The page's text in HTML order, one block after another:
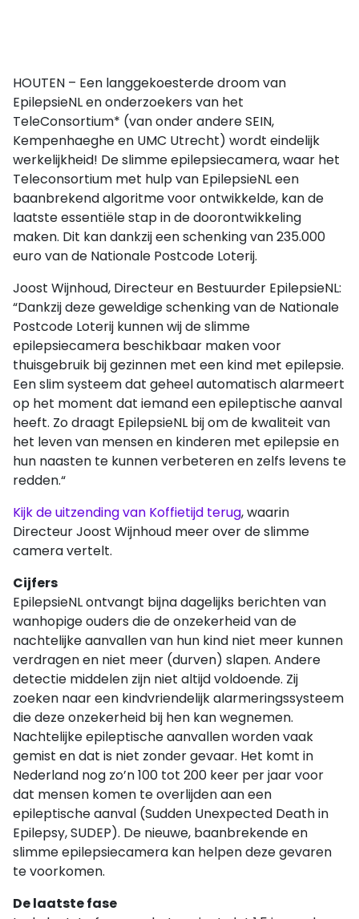
HOUTEN – Een langgekoesterde droom van
EpilepsieNL en onderzoekers van het
TeleConsortium* (van onder andere SEIN,
Kempenhaeghe en UMC Utrecht) wordt eindelijk
werkelijkheid! De slimme epilepsiecamera, waar het
Teleconsortium met hulp van EpilepsieNL een
baanbrekend algoritme voor ontwikkelde, kan de
laatste essentiële stap in de doorontwikkeling
maken. Dit kan dankzij een schenking van 235.000
euro van de Nationale Postcode Loterij.
Joost Wijnhoud, Directeur en Bestuurder EpilepsieNL:
“Dankzij deze geweldige schenking van de Nationale
Postcode Loterij kunnen wij de slimme
epilepsiecamera beschikbaar maken voor
thuisgebruik bij gezinnen met een kind met epilepsie.
Een slim systeem dat geheel automatisch alarmeert
op het moment dat iemand een epileptische aanval
heeft. Zo draagt EpilepsieNL bij om de kwaliteit van
het leven van mensen en kinderen met epilepsie en
hun naasten te kunnen verbeteren en zelfs levens te
redden.“
Kijk de uitzending van Koffietijd terug, waarin
Directeur Joost Wijnhoud meer over de slimme
camera vertelt.
Cijfers
EpilepsieNL ontvangt bijna dagelijks berichten van
wanhopige ouders die de onzekerheid van de
nachtelijke aanvallen van hun kind niet meer kunnen
verdragen en niet meer (durven) slapen. Andere
detectie middelen zijn niet altijd voldoende. Zij
zoeken naar een kindvriendelijk alarmeringssysteem
die deze onzekerheid bij hen kan wegnemen.
Nachtelijke epileptische aanvallen worden vaak
gemist en dat is niet zonder gevaar. Het komt in
Nederland nog zo’n 100 tot 200 keer per jaar voor
dat mensen komen te overlijden aan een
epileptische aanval (Sudden Unexpected Death in
Epilepsy, SUDEP). De nieuwe, baanbrekende en
slimme epilepsiecamera kan helpen deze gevaren
te voorkomen.
De laatste fase